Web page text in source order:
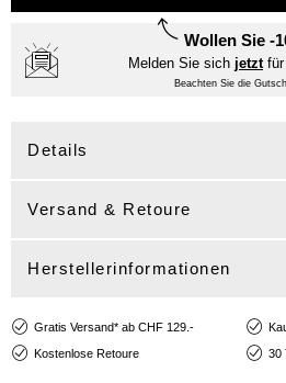
Wollen Sie -
Melden Sie sich jetztfür
Beachten Sie die
Details
Versand & Retoure
Herstellerinformationen
Gratis Versand* ab CHF 129.-
Kostenlose Retoure
30